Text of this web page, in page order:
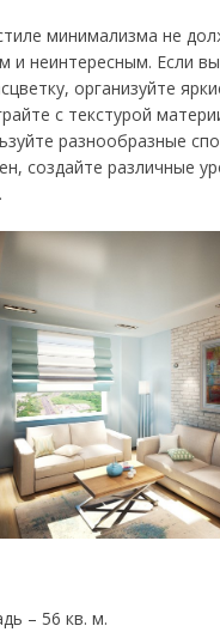
минимализма не
и неинтересным. Если
организуйте
с текстурой
разнообразные
создайте различные
– 56 кв. м.